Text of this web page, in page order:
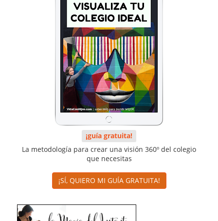
¡guía gratuita!
La metodología para crear una visión 360º del colegio
que necesitas
¡SÍ, QUIERO MI GUÍA GRATUITA!